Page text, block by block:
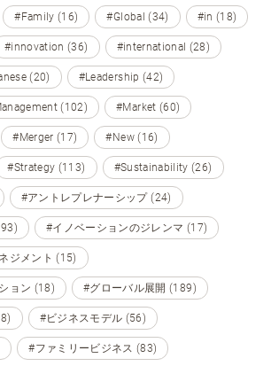
#Family (16) #Global (34) #in (18)
#innovation (36) #international (28)
(20) #Leadership (42)
(102) #Market (60)
#Merger (17) #New (16)
#Strategy (113) #Sustainability (26)
#アントレプレナーシップ (24)
#イノベーションのジレンマ (17)
ジメント (15)
ョン (18) #グローバル展開 (189)
#ビジネスモデル (56)
#ファミリービジネス (83)